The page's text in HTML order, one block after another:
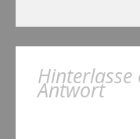
Hinterlasse
Antwort